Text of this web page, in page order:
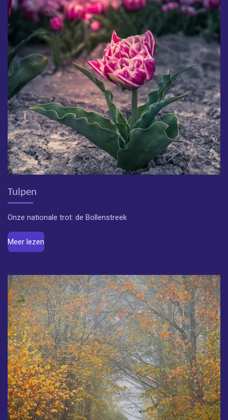
Tulpen
Onze nationale trot: de Bollenstreek
Meer lezen